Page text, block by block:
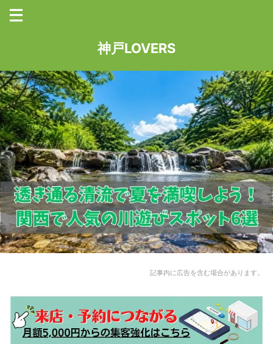
神戸LOVERS
記事内に広告を含む場合があります。